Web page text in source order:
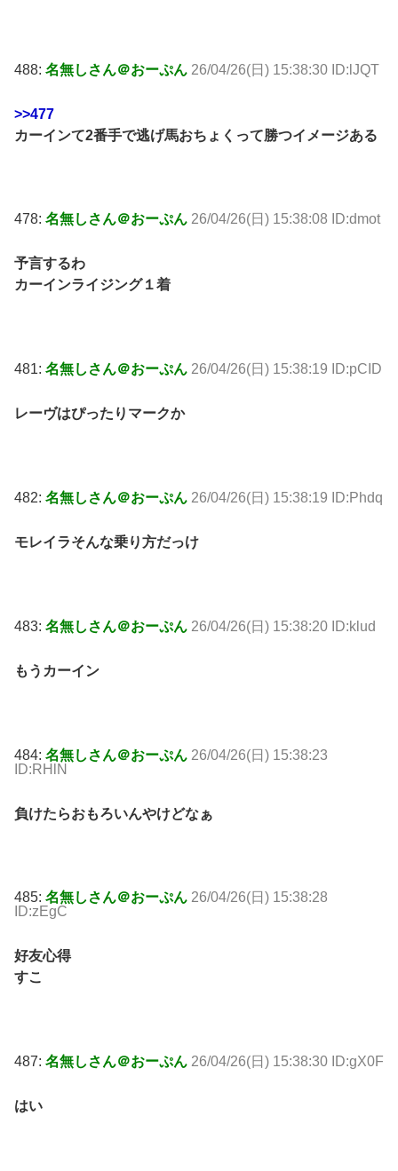
488: 名無しさん＠おーぷん 26/04/26(日) 15:38:30 ID:lJQT
>>477
カーインて2番手で逃げ馬おちょくって勝つイメージある
478: 名無しさん＠おーぷん 26/04/26(日) 15:38:08 ID:dmot
予言するわ
カーインライジング１着
481: 名無しさん＠おーぷん 26/04/26(日) 15:38:19 ID:pCID
レーヴはぴったりマークか
482: 名無しさん＠おーぷん 26/04/26(日) 15:38:19 ID:Phdq
モレイラそんな乗り方だっけ
483: 名無しさん＠おーぷん 26/04/26(日) 15:38:20 ID:klud
もうカーイン
484: 名無しさん＠おーぷん 26/04/26(日) 15:38:23
ID:RHlN
負けたらおもろいんやけどなぁ
485: 名無しさん＠おーぷん 26/04/26(日) 15:38:28
ID:zEgC
好友心得
すこ
487: 名無しさん＠おーぷん 26/04/26(日) 15:38:30 ID:gX0F
はい